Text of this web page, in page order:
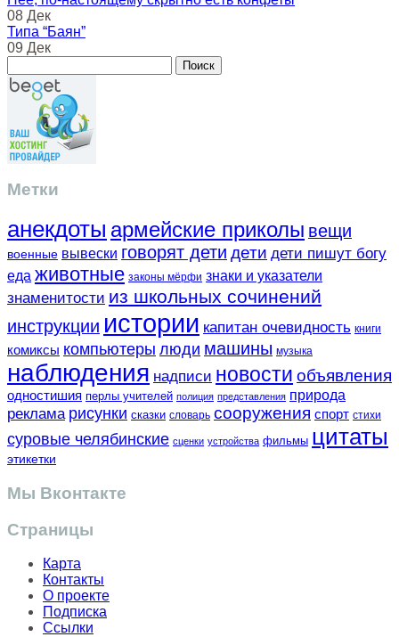
08 Дек
Типа “Баян”
09 Дек
Метки
анекдоты армейские приколы вещи
военные вывески говорят дети дети дети пишут богу
еда животные законы мёрфи знаки и указатели
знаменитости из школьных сочинений
инструкции истории капитан очевидность книги
комиксы компьютеры люди машины музыка
наблюдения надписи новости объявления
одностишия перлы учителей полиция представления природа
реклама рисунки сказки словарь сооружения спорт стихи
суровые челябинские сценки устройства фильмы цитаты
этикетки
Мы Вконтакте
Страницы
Карта
Контакты
О проекте
Подписка
Ссылки